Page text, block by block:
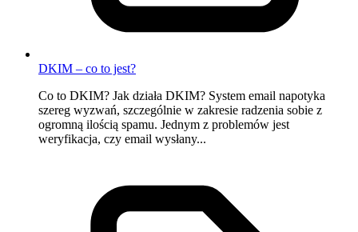
DKIM – co to jest?
Co to DKIM? Jak działa DKIM? System email napotyka
szereg wyzwań, szczególnie w zakresie radzenia sobie z
ogromną ilością spamu. Jednym z problemów jest
weryfikacja, czy email wysłany...